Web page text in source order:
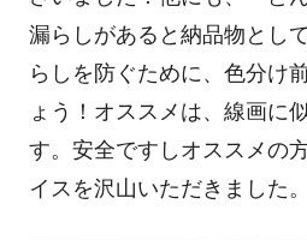
漏らしがあると納品物とし
らしを防ぐために、色分け
ょう！オススメは、線画に
す。安全ですしオススメの
イス を沢山いただきました。